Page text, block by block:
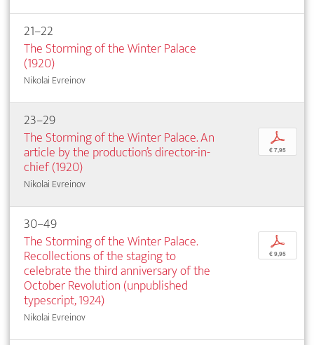
21–22
The Storming of the Winter Palace
(1920)
Nikolai Evreinov
23–29
The Storming of the Winter Palace. An
article by the production’s director-in-
chief (1920)
Nikolai Evreinov
p
€ 7,95
30–49
The Storming of the Winter Palace.
Recollections of the staging to
celebrate the third anniversary of the
October Revolution (unpublished
typescript, 1924)
Nikolai Evreinov
p
€ 9,95